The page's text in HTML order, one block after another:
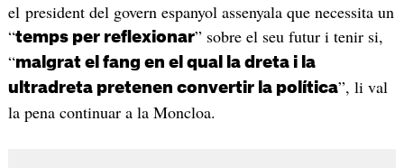
el president del govern espanyol assenyala que necessita un
“temps per reflexionar” sobre el seu futur i tenir si,
“malgrat el fang en el qual la dreta i la
ultradreta pretenen convertir la política”, li val
la pena continuar a la Moncloa.